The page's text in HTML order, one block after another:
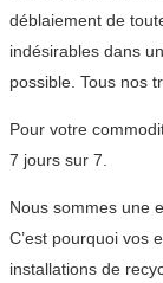
déblaiement de
indésirables dans
possible. Tous nos
Pour votre
7 jours sur 7.
Nous sommes une
C’est pourquoi vos
installations de